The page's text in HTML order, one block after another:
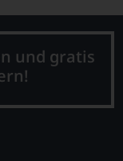
und gratis